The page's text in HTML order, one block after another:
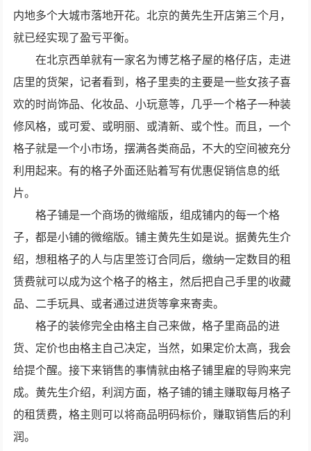
内地多个大城市落地开花。北京的黄先生开店第三个月，
就已经实现了盈亏平衡。
在北京西单就有一家名为博艺格子屋的格仔店，走进
店里的货架，记者看到，格子里卖的主要是一些女孩子喜
欢的时尚饰品、化妆品、小玩意等，几乎一个格子一种装
修风格，或可爱、或明丽、或清新、或个性。而且，一个
格子就是一个小市场，摆满各类商品，不大的空间被充分
利用起来。有的格子外面还贴着写有优惠促销信息的纸
片。
格子铺是一个商场的微缩版，组成铺内的每一个格
子，都是小铺的微缩版。铺主黄先生如是说。据黄先生介
绍，想租格子的人与店里签订合同后，缴纳一定数目的租
赁费就可以成为这个格子的格主，然后把自己手里的收藏
品、二手玩具、或者通过进货等拿来寄卖。
格子的装修完全由格主自己来做，格子里商品的进
货、定价也由格主自己决定，当然，如果定价太高，我会
给提个醒。接下来销售的事情就由格子铺里雇的导购来完
成。黄先生介绍，利润方面，格子铺的铺主赚取每月格子
的租赁费，格主则可以将商品明码标价，赚取销售后的利
润。